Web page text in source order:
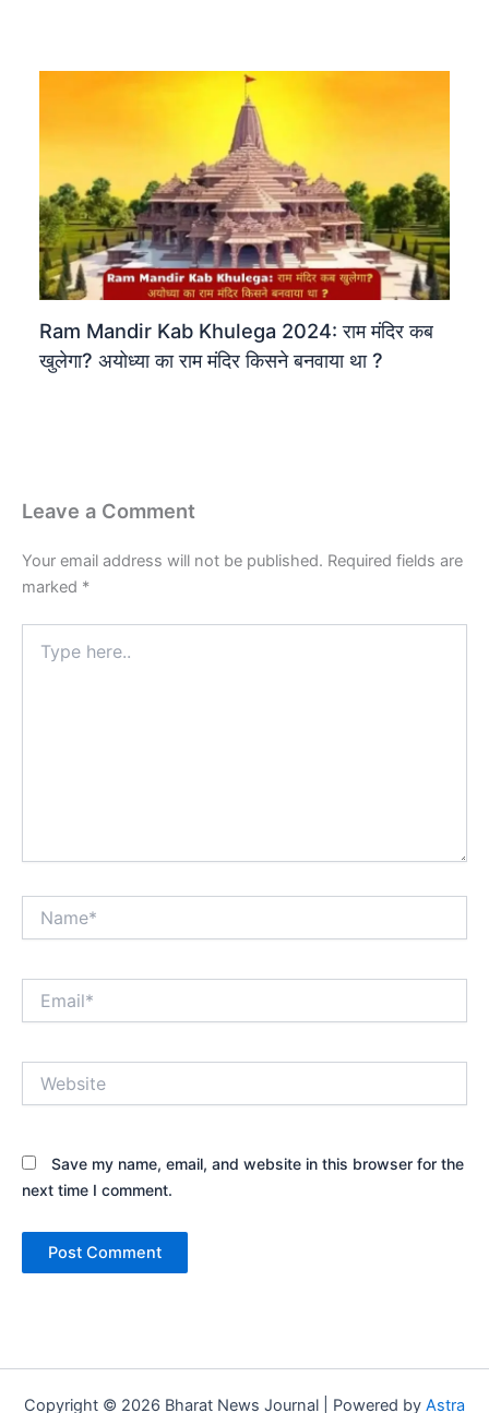
Ram Mandir Kab Khulega 2024: राम मंदिर कब
खुलेगा? अयोध्या का राम मंदिर किसने बनवाया था ?
Leave a Comment
Your email address will not be published. Required fields are
marked *
here..
Save my name, email, and website in this browser for the
next time I comment.
Copyright © 2026 Bharat News Journal | Powered by Astra